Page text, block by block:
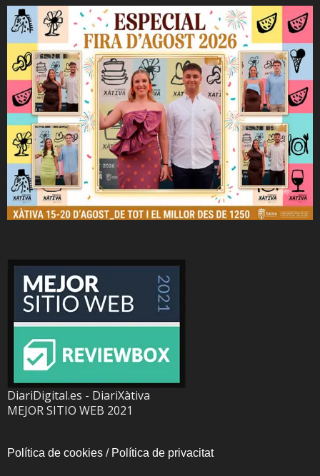
DiariDigital.es - DiariXàtiva
MEJOR SITIO WEB 2021
Política de cookies / Política de privacitat